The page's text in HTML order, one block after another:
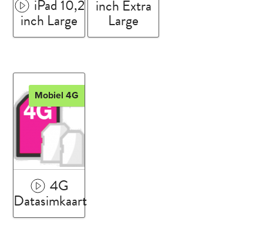
iPad 10,2
inch Large
inch Extra
Large
4G
Datasimkaart
Mobiel 4G